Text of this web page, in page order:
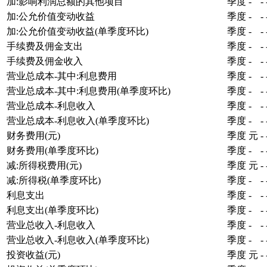
加:公允价值变动收益
季度 - -
加:公允价值变动收益(单季度环比)
季度 - -
手续费及佣金支出
季度 - -
手续费及佣金收入
季度 - -
营业总成本-其中:利息费用
季度 - -
营业总成本-其中:利息费用(单季度环比)
季度 - -
营业总成本-利息收入
季度 - -
营业总成本-利息收入(单季度环比)
季度 - -
财务费用(元)
季度 元 -
财务费用(单季度环比)
季度 - -
减:所得税费用(元)
季度 元 -
减:所得税(单季度环比)
季度 - -
利息支出
季度 - -
利息支出(单季度环比)
季度 - -
营业总收入-利息收入
季度 - -
营业总收入-利息收入(单季度环比)
季度 - -
投资收益(元)
季度 元 -